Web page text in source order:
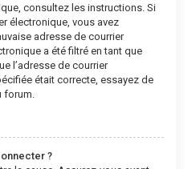
consultez les instructions. Si
électronique, vous avez
adresse de courrier
a été filtré en tant que
l’adresse de courrier
était correcte, essayez de
?